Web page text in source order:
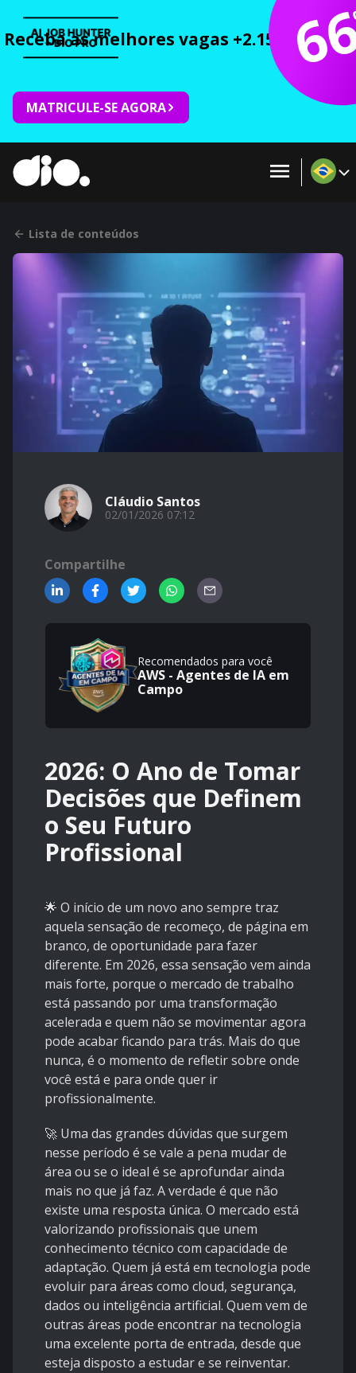
Receba as melhores vagas +2.150 cursos
MATRICULE-SE AGORA
Lista de conteúdos
Cláudio Santos
02/01/2026 07:12
Compartilhe
Recomendados para você
AWS - Agentes de IA em
Campo
2026: O Ano de Tomar
Decisões que Definem
o Seu Futuro
Profissional
🌟 O início de um novo ano sempre traz
aquela sensação de recomeço, de página em
branco, de oportunidade para fazer
diferente. Em 2026, essa sensação vem ainda
mais forte, porque o mercado de trabalho
está passando por uma transformação
acelerada e quem não se movimentar agora
pode acabar ficando para trás. Mais do que
nunca, é o momento de refletir sobre onde
você está e para onde quer ir
profissionalmente.
🚀 Uma das grandes dúvidas que surgem
nesse período é se vale a pena mudar de
área ou se o ideal é se aprofundar ainda
mais no que já faz. A verdade é que não
existe uma resposta única. O mercado está
valorizando profissionais que unem
conhecimento técnico com capacidade de
adaptação. Quem já está em tecnologia pode
evoluir para áreas como cloud, segurança,
dados ou inteligência artificial. Quem vem de
outras áreas pode encontrar na tecnologia
uma excelente porta de entrada, desde que
esteja disposto a estudar e se reinventar.